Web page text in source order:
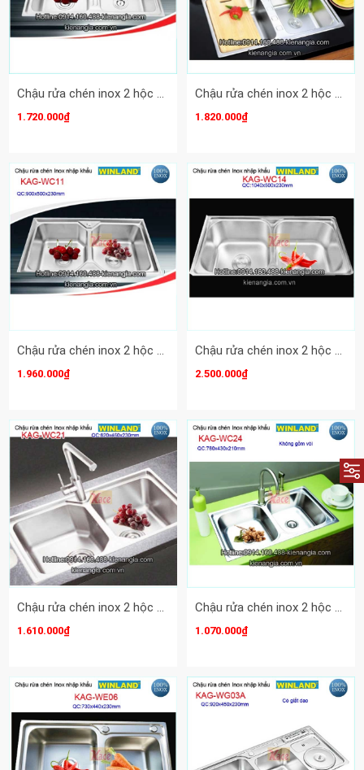
Chậu rửa chén inox 2 hộc 84x45 cm Winland KAG-WC07
1.720.000₫
Chậu rửa chén inox 2 hộc 88x50 cm Winland KAG-WC09
1.820.000₫
Chậu rửa chén inox 2 hộc 90x50 cm Winland KAG-WC11
1.960.000₫
Chậu rửa chén inox 2 hộc 104x50 cm WinlandKAG-WC14
2.500.000₫
Chậu rửa chén inox 2 hộc 82x46 Winland KAG-WC21
1.610.000₫
Chậu rửa chén inox 2 hộc 78x43 Winland KAG-WC24
1.070.000₫